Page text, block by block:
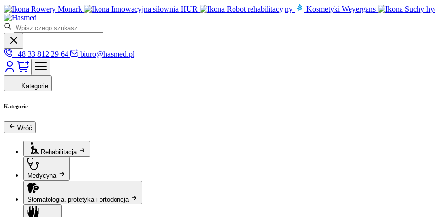
Rowery Monark Innowacyjna siłownia HUR Robot rehabilitacyjny Kosmetyki Weyergans Suchy
+48 33 812 29 64 biuro@hasmed.pl
Kategorie
Kategorie
Wróć
Rehabilitacja
Medycyna
Stomatologia, protetyka i ortodoncja